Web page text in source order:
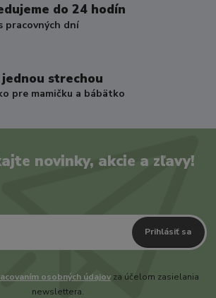
do 24 hodín
pracovných dní
jednou strechou
pre mamičku a bábätko
novinky, akcie a zľavy!
Prihlásiť sa
osobných údajovza účelom zasielania
newslettera.